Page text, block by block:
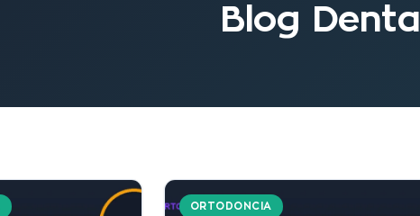
Blog Dental
ORTODONCIA